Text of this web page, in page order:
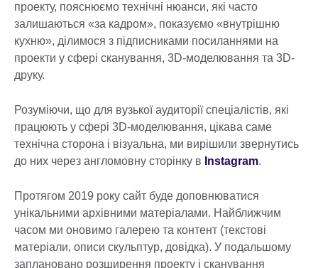
проекту, пояснюємо технічні нюанси, які часто
залишаються «за кадром», показуємо «внутрішню
кухню», ділимося з підписниками посиланнями на
проекти у сфері сканування, 3D-моделювання та 3D-
друку.
Розуміючи, що для вузької аудиторії спеціалістів, які
працюють у сфері 3D-моделювання, цікава саме
технічна сторона і візуальна, ми вирішили звернутись
до них через англомовну сторінку в Instagram.
Протягом 2019 року сайт буде доповнюватися
унікальними архівними матеріалами. Найближчим
часом ми оновимо галерею та контент (текстові
матеріали, описи скульптур, довідка). У подальшому
заплановано розширення проекту і сканування